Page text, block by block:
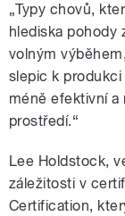
„Typy chovů,
hlediska pohody
volným
slepic k
méně efektivní a
prostředí.“
Lee Holdstock,
záležitosti v
Certification,